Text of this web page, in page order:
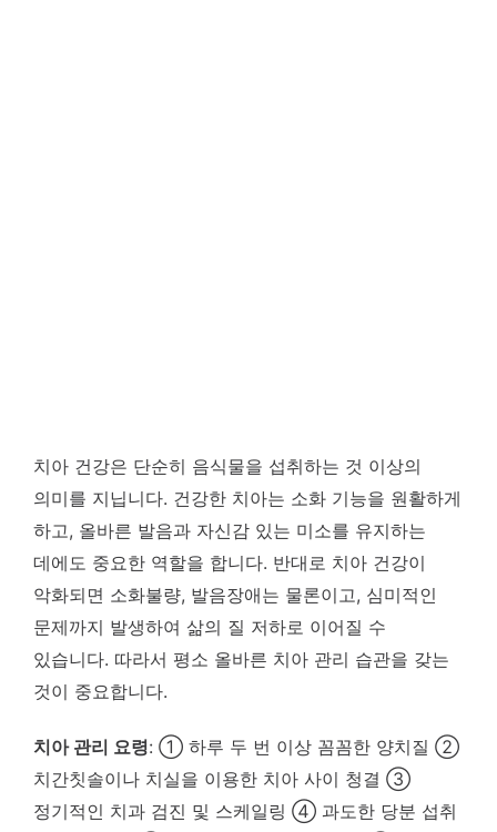
치아 건강은 단순히 음식물을 섭취하는 것 이상의
의미를 지닙니다. 건강한 치아는 소화 기능을 원활하게
하고, 올바른 발음과 자신감 있는 미소를 유지하는
데에도 중요한 역할을 합니다. 반대로 치아 건강이
악화되면 소화불량, 발음장애는 물론이고, 심미적인
문제까지 발생하여 삶의 질 저하로 이어질 수
있습니다. 따라서 평소 올바른 치아 관리 습관을 갖는
것이 중요합니다.
치아 관리 요령: ① 하루 두 번 이상 꼼꼼한 양치질 ②
치간칫솔이나 치실을 이용한 치아 사이 청결 ③
정기적인 치과 검진 및 스케일링 ④ 과도한 당분 섭취